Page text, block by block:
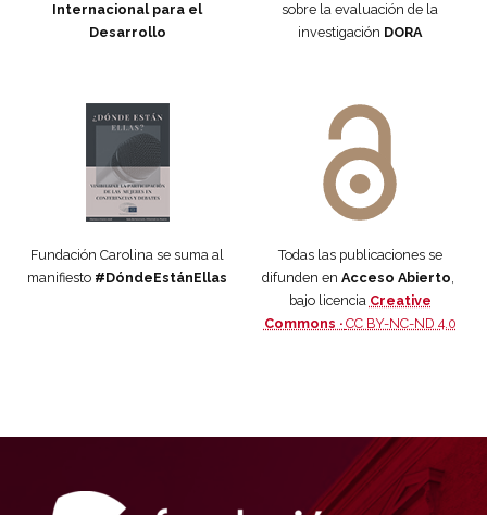
Internacional para el
Desarrollo
sobre la evaluación de la
investigación DORA
Fundación Carolina se suma al
manifiesto #DóndeEstánEllas
Todas las publicaciones se
difunden en Acceso Abierto
bajo licencia Creative
Commons · CC BY-NC-ND 4.0